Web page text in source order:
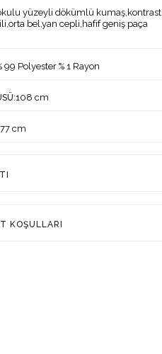
yüzeyli dökümlü kumaş,kontrast
bel,yan cepli,hafif geniş paça
99 Polyester % 1 Rayon
:108 cm
cm
KOŞULLARI